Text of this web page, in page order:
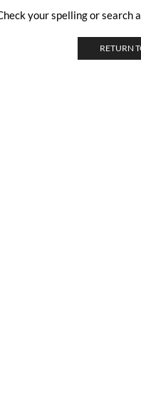
your spelling or search
RETURN